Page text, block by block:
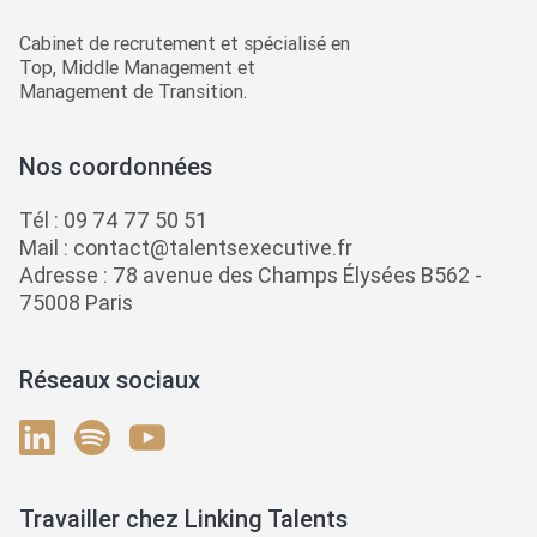
Cabinet de recrutement et spécialisé en
Top, Middle Management et
Management de Transition.
Nos coordonnées
Tél : 09 74 77 50 51
Mail : contact@talentsexecutive.fr
Adresse : 78 avenue des Champs Élysées B562 -
75008 Paris
Réseaux sociaux
Travailler chez Linking Talents